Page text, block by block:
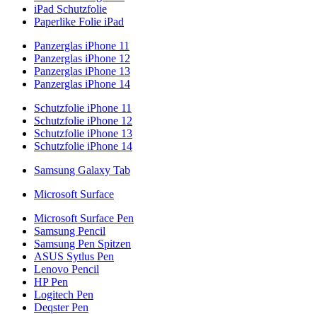
iPad Schutzfolie
Paperlike Folie iPad
Panzerglas iPhone 11
Panzerglas iPhone 12
Panzerglas iPhone 13
Panzerglas iPhone 14
Schutzfolie iPhone 11
Schutzfolie iPhone 12
Schutzfolie iPhone 13
Schutzfolie iPhone 14
Samsung Galaxy Tab
Microsoft Surface
Microsoft Surface Pen
Samsung Pencil
Samsung Pen Spitzen
ASUS Sytlus Pen
Lenovo Pencil
HP Pen
Logitech Pen
Deqster Pen